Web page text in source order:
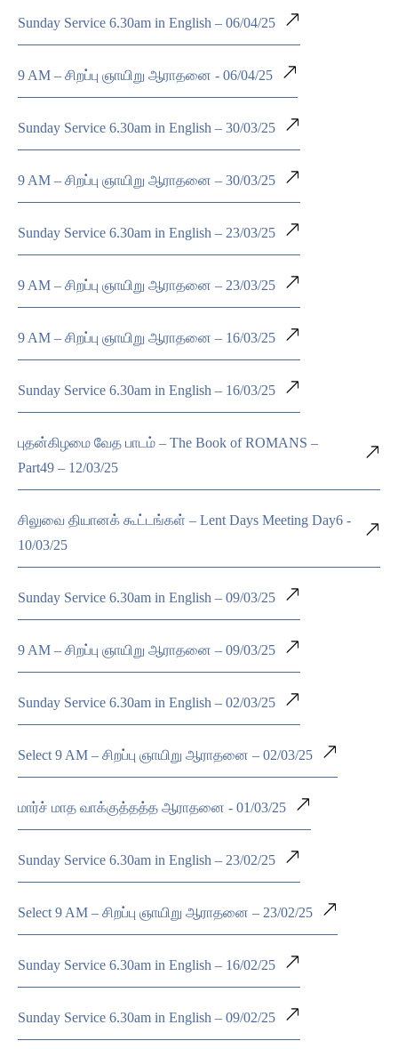
Sunday Service 6.30am in English – 06/04/25
9 AM – சிறப்பு ஞாயிறு ஆராதனை - 06/04/25
Sunday Service 6.30am in English – 30/03/25
9 AM – சிறப்பு ஞாயிறு ஆராதனை – 30/03/25
Sunday Service 6.30am in English – 23/03/25
9 AM – சிறப்பு ஞாயிறு ஆராதனை – 23/03/25
9 AM – சிறப்பு ஞாயிறு ஆராதனை – 16/03/25
Sunday Service 6.30am in English – 16/03/25
புதன்கிழமை வேத பாடம் – The Book of ROMANS –
Part49 – 12/03/25
சிலுவை தியானக் கூட்டங்கள் – Lent Days Meeting Day6 -
10/03/25
Sunday Service 6.30am in English – 09/03/25
9 AM – சிறப்பு ஞாயிறு ஆராதனை – 09/03/25
Sunday Service 6.30am in English – 02/03/25
Select 9 AM – சிறப்பு ஞாயிறு ஆராதனை – 02/03/25
மார்ச் மாத வாக்குத்தத்த ஆராதனை - 01/03/25
Sunday Service 6.30am in English – 23/02/25
Select 9 AM – சிறப்பு ஞாயிறு ஆராதனை – 23/02/25
Sunday Service 6.30am in English – 16/02/25
Sunday Service 6.30am in English – 09/02/25